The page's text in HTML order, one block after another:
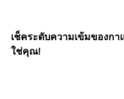
เช็คระดับความเข้มของก
ใช่คุณ!